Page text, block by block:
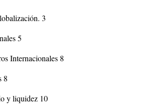
3
5
Internacionales 8
8
y liquidez 10